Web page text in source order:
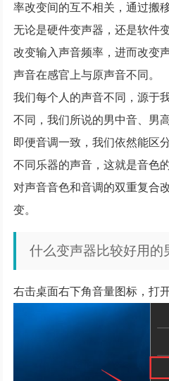
率改变间的互不相关，通过搬
无论是硬件变声器，还是软件
改变输入声音频率，进而改变
声音在感官上与原声音不同。
我们每个人的声音不同，源于
不同，我们所说的男中音、男
即便音调一致，我们依然能区
不同乐器的声音，这就是音色
对声音音色和音调的双重复合
变。
什么变声器比较好用的
右击桌面右下角音量图标，打